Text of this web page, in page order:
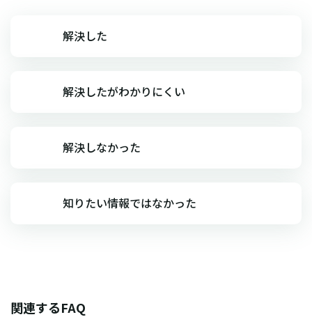
解決した
解決したがわかりにくい
解決しなかった
知りたい情報ではなかった
関連するFAQ